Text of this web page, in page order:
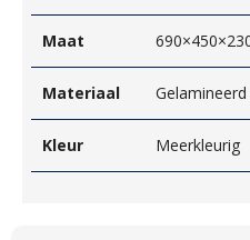
Maat
Materiaal
Kleur Meerkleurig